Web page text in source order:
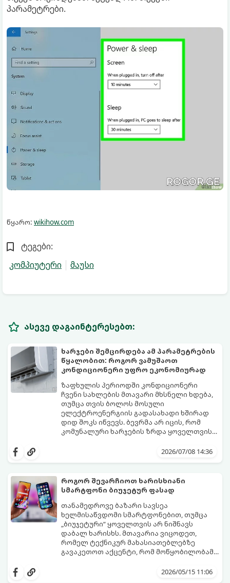
პარამეტრები.
წყარო: wikihow.com
ტეგები:
კომპიუტერი
მაუსი
ასევე დაგაინტერესებთ:
ხარჯები შემცირდება ამ პარამეტრების
წყალობით: როგორ ვამუშაოთ
კონდიციონერი უფრო ეკონომიურად
ზაფხულის პერიოდში კონდიციონერი
ჩვენი სახლების მთავარი მხსნელი ხდება,
თუმცა თვის ბოლოს მოსული
ელექტროენერგიის გადასახადი ხშირად
დიდ შოკს იწვევს. ბევრმა არ იცის, რომ
კომუნალური ხარჯების ზრდა ყოველთვის
მიზეზი მისი არასწორი ექსპლუატაცია და
პარამეტრი, რომლებიც დაგეხმარებათ
ბიუჯეტი.
გთავაზობთ ეკონომიური მუშაობის
მთავარ ხრიკებს:
2026/07/08 14:36
როგორ შევარჩიოთ ხარისხიანი
სმარტფონი ბიუჯეტურ ფასად
თანამედროვე ბაზარი სავსეა
ხელმისაწვდომი სმარტფონებით, თუმცა
„ბიუჯეტური“ ყოველთვის არ ნიშნავს
დაბალ ხარისხს. მთავარია ვიცოდეთ,
რომელ ტექნიკურ მახასიათებლებზე
გავაკეთოთ აქცენტი, რომ მოწყობილობამ
2026/05/15 11:06